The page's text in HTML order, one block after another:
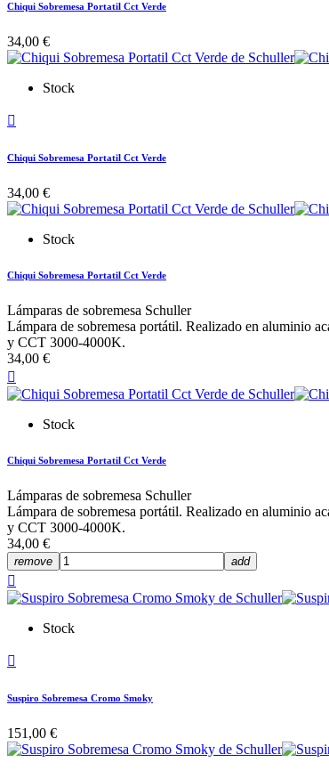
Chiqui Sobremesa Portatil Cct Verde
34,00 €
Stock

Chiqui Sobremesa Portatil Cct Verde
34,00 €
Stock
Chiqui Sobremesa Portatil Cct Verde
Lámparas de sobremesa Schuller
Lámpara de sobremesa portátil. Realizado en aluminio
y CCT 3000-4000K.
34,00 €

Stock
Chiqui Sobremesa Portatil Cct Verde
Lámparas de sobremesa Schuller
Lámpara de sobremesa portátil. Realizado en aluminio
y CCT 3000-4000K.
34,00 €
remove add

Stock

Suspiro Sobremesa Cromo Smoky
151,00 €